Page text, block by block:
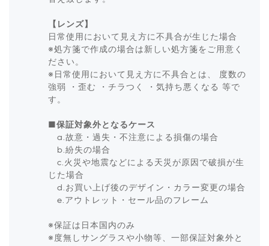
【レンズ】
日常使用において見え方に不具合が生じた場合
※処方箋で作成の場合は新しい処方箋をご用意く
ださい。
※日常使用において見え方に不具合とは、 度数の
強弱 ・歪む ・チラつく ・気持ち悪くなる 等で
す。
保証対象外となるケース
a.故意・過失・不注意による損傷の場合
b.紛失の場合
c.火災や地震などによる天災が原因で破損が生
じた場合
d.お買い上げ後のデザイン・カラー変更の場合
e.アウトレット・セール品のフレーム
※保証は日本国内のみ
※度無しサングラスや小物等、一部保証対象外と